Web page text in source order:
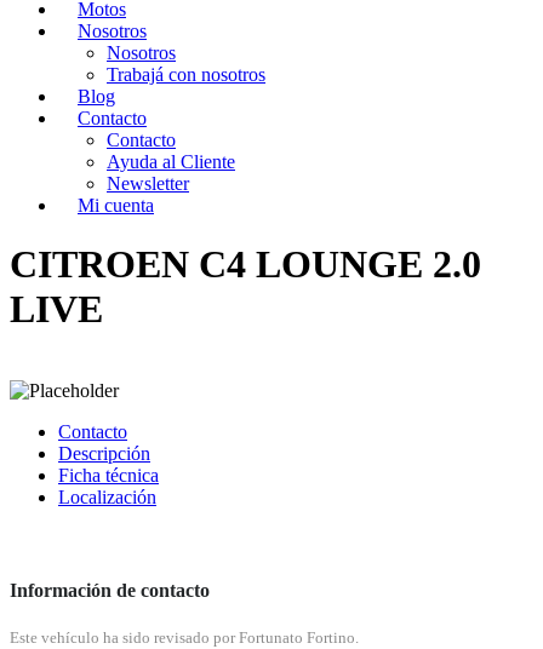
Motos
Nosotros
Nosotros
Trabajá con nosotros
Blog
Contacto
Contacto
Ayuda al Cliente
Newsletter
Mi cuenta
CITROEN C4 LOUNGE 2.0
LIVE
Contacto
Descripción
Ficha técnica
Localización
Información de contacto
Este vehículo ha sido revisado por Fortunato Fortino.